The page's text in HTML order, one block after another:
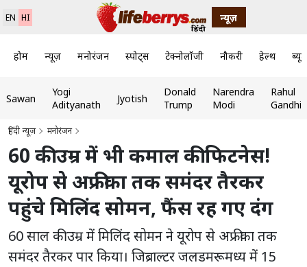
EN HI न्यूज़
होम न्यूज़ मनोरंजन स्पोर्ट्स टेक्नोलॉजी नौकरी हेल्थ
Sawan
Yogi
Adityanath
Jyotish
Donald
Trump
Narendra
Modi
Rahul
Gandhi
हिंदी न्यूज़ मनोरंजन
60 की उम्र में भी कमाल की फिटनेस!
यूरोप से अफ्रीका तक समंदर तैरकर
पहुंचे मिलिंद सोमन, फैंस रह गए दंग
60 साल की उम्र में मिलिंद सोमन ने यूरोप से अफ्रीका तक
समंदर तैरकर पार किया। जिब्राल्टर जलडमरूमध्य में 15